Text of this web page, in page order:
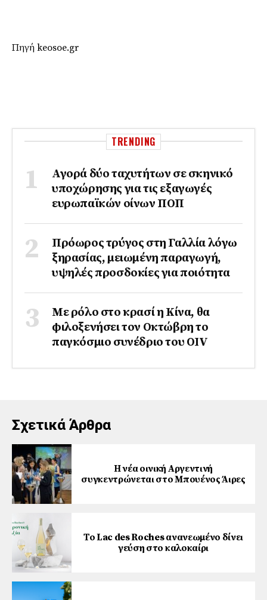
Πηγή keosoe.gr
TRENDING
Αγορά δύο ταχυτήτων σε σκηνικό
υποχώρησης για τις εξαγωγές
ευρωπαϊκών οίνων ΠΟΠ
Πρόωρος τρύγος στη Γαλλία λόγω
ξηρασίας, μειωμένη παραγωγή,
υψηλές προσδοκίες για ποιότητα
Με ρόλο στο κρασί η Κίνα, θα
φιλοξενήσει τον Οκτώβρη το
παγκόσμιο συνέδριο του ΟΙV
Σχετικά Άρθρα
Η νέα οινική Αργεντινή
συγκεντρώνεται στο Μπουένος Άιρες
Το Lac des Roches ανανεωμένο δίνει
γεύση στο καλοκαίρι